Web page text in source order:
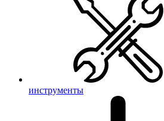
инструменты